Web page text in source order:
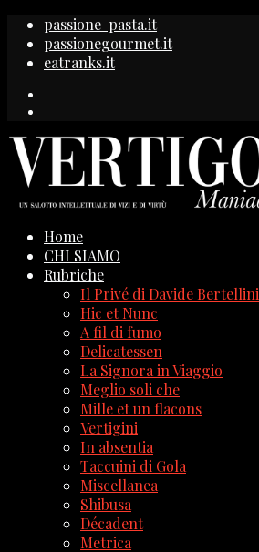
passione-pasta.it
passionegourmet.it
eatranks.it
Home
CHI SIAMO
Rubriche
Il Privé di Davide Bertellini
Hic et Nunc
A fil di fumo
Delicatessen
La Signora in Viaggio
Meglio soli che
Mille et un flacons
Vertigini
In absentia
Taccuini di Gola
Miscellanea
Shibusa
Décadent
Metrica